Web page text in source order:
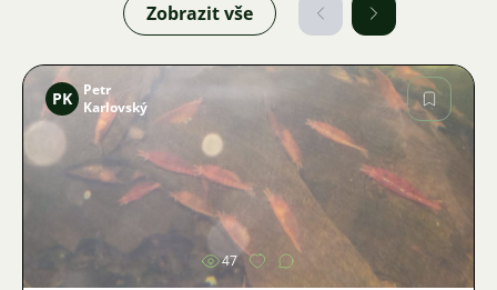
Zobrazit vše
Obrázek
PK
Petr
Karlovský
47